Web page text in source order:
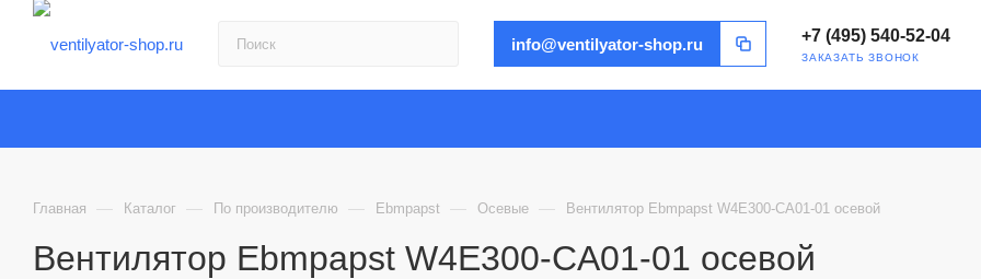
info@ventilyator-shop.ru +7 (495) 540-52-04
ЗАКАЗАТЬ ЗВОНОК
Главная — Каталог — По производителю — Ebmpapst — Осевые — Вентилятор Ebmpapst W4E300-CA01-01 осевой
Вентилятор Ebmpapst W4E300-CA01-01 осевой